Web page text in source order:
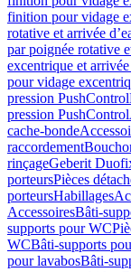
finition pour vidage
rotative et arrivée
par poignée rotative
excentrique et arrivée
pour vidage
pression PushControl
pression PushControl
cache-bonde
raccordement
rinçageGeberit
porteursPièces
porteursHabillages
AccessoiresBâti-
supports pour WC
WCBâti-supports
pour lavabosBâti-